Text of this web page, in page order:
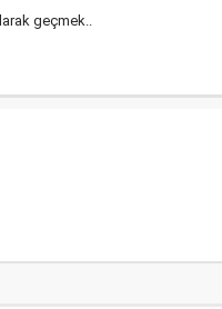
geçmek..